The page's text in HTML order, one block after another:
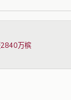
2840万槟